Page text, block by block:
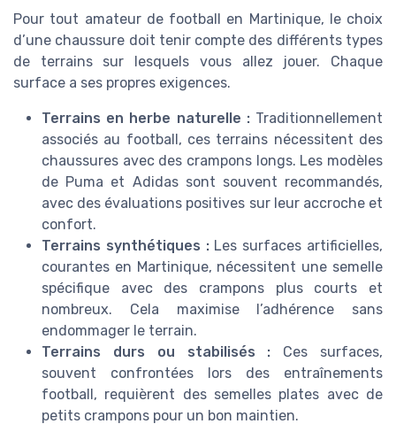
Pour tout amateur de football en Martinique, le choix
d’une chaussure doit tenir compte des différents types
de terrains sur lesquels vous allez jouer. Chaque
surface a ses propres exigences.
Terrains en herbe naturelle :Traditionnellement
associés au football, ces terrains nécessitent des
chaussures avec des crampons longs. Les modèles
de Puma et Adidas sont souvent recommandés,
avec des évaluations positives sur leur accroche et
confort.
Terrains synthétiques :Les surfaces artificielles,
courantes en Martinique, nécessitent une semelle
spécifique avec des crampons plus courts et
nombreux. Cela maximise l’adhérence sans
endommager le terrain.
Terrains durs ou stabilisés : Ces surfaces,
souvent confrontées lors des entraînements
football, requièrent des semelles plates avec de
petits crampons pour un bon maintien.